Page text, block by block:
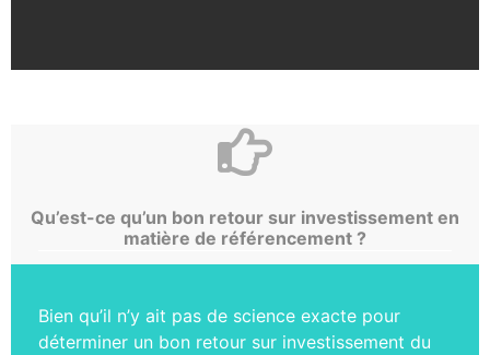
Qu’est-ce qu’un bon retour sur investissement en
matière de référencement ?
Bien qu’il n’y ait pas de science exacte pour
déterminer un bon retour sur investissement du